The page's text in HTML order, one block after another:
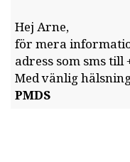
Hej Arne,
för mera
adress som sms till
Med vänlig
PMDS